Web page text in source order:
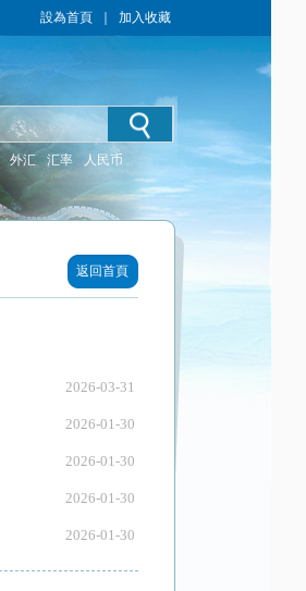
設為首頁 加入收藏
外汇 汇率 人民币
返回首頁
2026-03-31
2026-01-30
2026-01-30
2026-01-30
2026-01-30